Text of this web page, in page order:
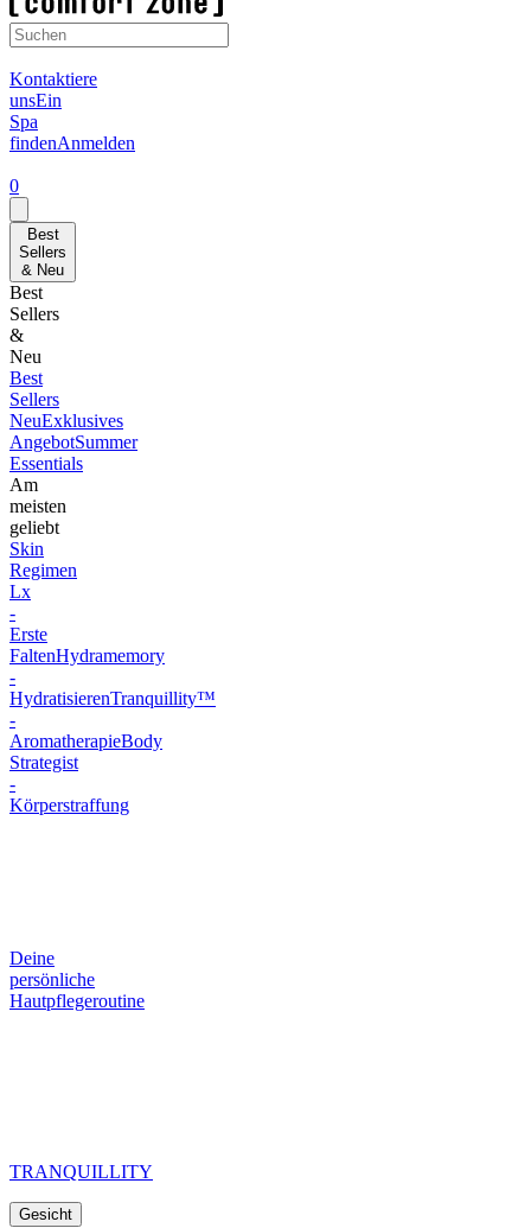
Kontaktiere
unsEin
Spa
findenAnmelden
0
Best
Sellers
& Neu
Best
Sellers
&
Neu
Best
Sellers
NeuExklusives
AngebotSummer
Essentials
Am
meisten
geliebt
Skin
Regimen
Lx
-
Erste
FaltenHydramemory
-
HydratisierenTranquillity™
-
AromatherapieBody
Strategist
-
Körperstraffung
Deine
persönliche
Hautpflegeroutine
TRANQUILLITY
Gesicht